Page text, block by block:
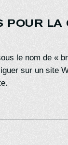
POUR LA
le nom de «
sur un site